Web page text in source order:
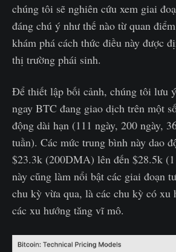
chúng tôi sẽ nghiên cứu xem giai
đáng chú ý như thế nào từ quan
khám phá cách thức điều này được
thị trường phái sinh.
Để thiết lập bối cảnh, chúng tôi lưu
ngay BTC đang giao dịch trên một
động dài hạn (111 ngày, 200 ngày,
tuần). Các mức trung bình này dao
$23.3k (200DMA) lên đến $28.5k
này cũng làm nổi bật các giai đoạn
chu kỳ vừa qua, là các chu kỳ có xu
các xu hướng tăng vĩ mô.